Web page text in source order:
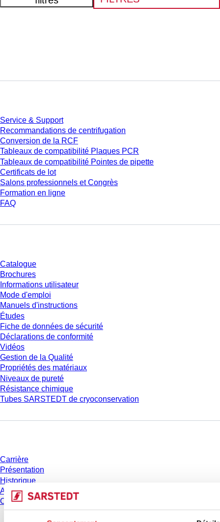
Service & Support
Recommandations de centrifugation
Conversion de la RCF
Tableaux de compatibilité Plaques PCR
Tableaux de compatibilité Pointes de pipette
Certificats de lot
Salons professionnels et Congrès
Formation en ligne
FAQ
Catalogue
Brochures
Informations utilisateur
Mode d'emploi
Manuels d'instructions
Études
Fiche de données de sécurité
Déclarations de conformité
Vidéos
Gestion de la Qualité
Propriétés des matériaux
Niveaux de pureté
Résistance chimique
Tubes SARSTEDT de cryoconservation
Carrière
Présentation
Historique
Achats et logistique
Code de Conduite